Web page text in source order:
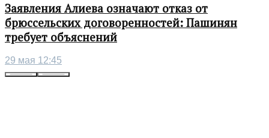
Заявления Алиева означают отказ от
брюссельских договоренностей: Пашинян
требует объяснений
29 мая 12:45